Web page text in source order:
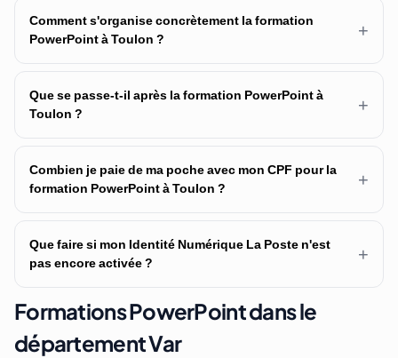
Comment s'organise concrètement la formation
PowerPoint à Toulon ?
+
Que se passe-t-il après la formation PowerPoint à
Toulon ?
+
Combien je paie de ma poche avec mon CPF pour la
formation PowerPoint à Toulon ?
+
Que faire si mon Identité Numérique La Poste n'est
pas encore activée ?
+
Formations PowerPoint dans le
département Var